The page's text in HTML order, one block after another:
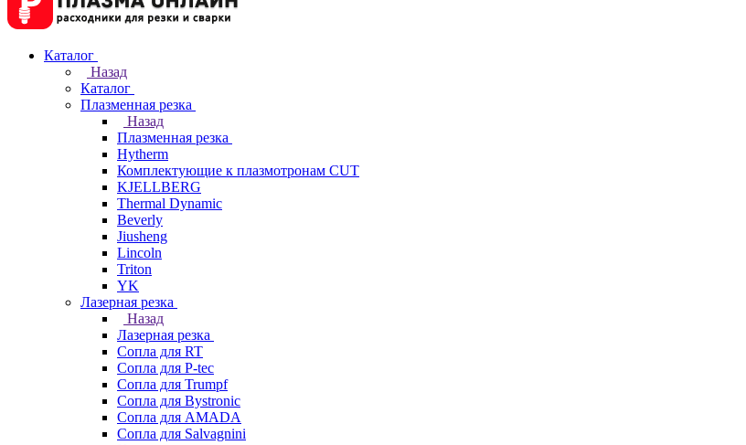
Каталог
Назад
Каталог
Плазменная резка
Назад
Плазменная резка
Hytherm
Комплектующие к плазмотронам CUT
KJELLBERG
Thermal Dynamic
Beverly
Jiusheng
Lincoln
Triton
YK
Лазерная резка
Назад
Лазерная резка
Сопла для RT
Сопла для P-tec
Сопла для Trumpf
Сопла для Bystronic
Сопла для AMADA
Сопла для Salvagnini